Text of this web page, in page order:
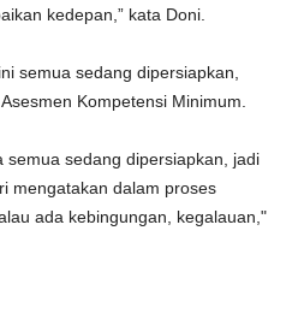
kedepan,” kata Doni.
semua sedang dipersiapkan,
Kompetensi Minimum.
semua sedang dipersiapkan, jadi
mengatakan dalam proses
ada kebingungan, kegalauan,"